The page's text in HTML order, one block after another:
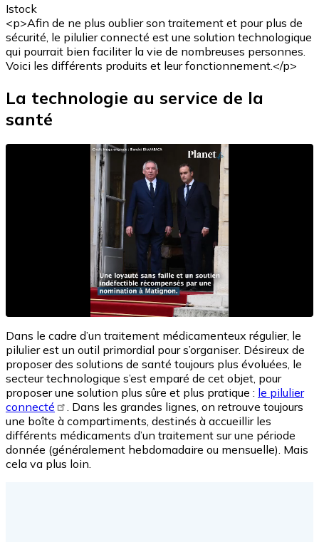
Istock
<p>Afin de ne plus oublier son traitement et pour plus de
sécurité, le pilulier connecté est une solution technologique
qui pourrait bien faciliter la vie de nombreuses personnes.
Voici les différents produits et leur fonctionnement.</p>
La technologie au service de la
santé
Dans le cadre d’un traitement médicamenteux régulier, le
pilulier est un outil primordial pour s’organiser. Désireux de
proposer des solutions de santé toujours plus évoluées, le
secteur technologique s’est emparé de cet objet, pour
proposer une solution plus sûre et plus pratique : le pilulier
connecté
. Dans les grandes lignes, on retrouve toujours
une boîte à compartiments, destinés à accueillir les
différents médicaments d’un traitement sur une période
donnée (généralement hebdomadaire ou mensuelle). Mais
cela va plus loin.